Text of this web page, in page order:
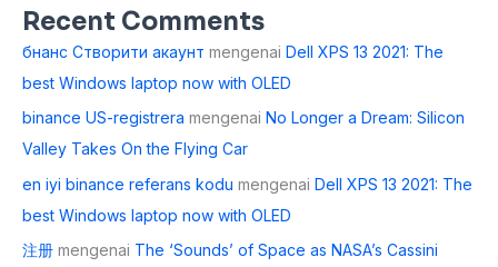
Recent Comments
бнанс Створити акаунт mengenai Dell XPS 13 2021: The
best Windows laptop now with OLED
binance US-registrera mengenai No Longer a Dream: Silicon
Valley Takes On the Flying Car
en iyi binance referans kodu mengenai Dell XPS 13 2021: The
best Windows laptop now with OLED
注册 mengenai The ‘Sounds’ of Space as NASA’s Cassini